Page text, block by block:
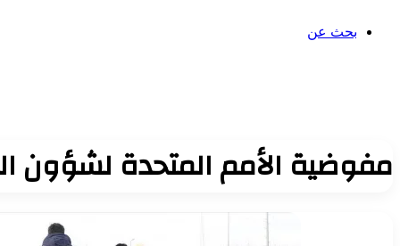
بحث عن
مفوضية الأمم المتحدة لشؤون